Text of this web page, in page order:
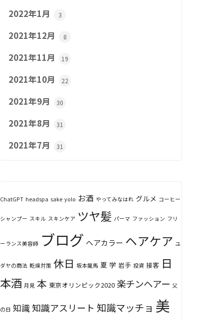
2022年1月 3
2021年12月 8
2021年11月 19
2021年10月 22
2021年9月 30
2021年8月 31
2021年7月 31
ChatGPT headspa sake yolo お酒 やってみなはれ グルメ コーヒー
シャンプー スキル スキンケア ツヤ髪 パーマ ファッション フリ
ーランス美容師 ブログ ヘアカラー ヘアケア ユ
ダヤの商法 乾燥対策 休日 坂本龍馬 夏 学 岩手 投資 接客 日
本酒 月見 本 東京オリンピック2020 楽チンヘアー 父
の日 知識 知識アスリート 知識マッチョ 美